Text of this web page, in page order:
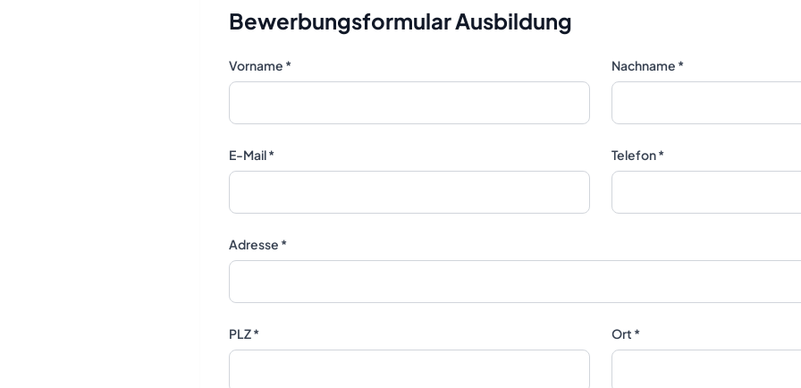
Bewerbungsformular Ausbildung
Vorname * Nachname *
E-Mail * Telefon *
Adresse *
PLZ * Ort *